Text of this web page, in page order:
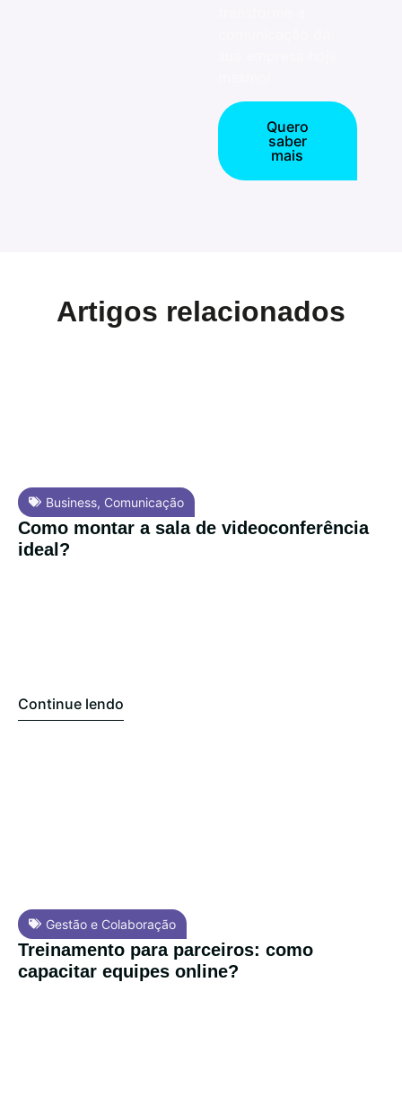
Quero
saber
mais
Artigos relacionados
Business, Comunicação
Como montar a sala de videoconferência
ideal?
Continue lendo
Gestão e Colaboração
Treinamento para parceiros: como
capacitar equipes online?